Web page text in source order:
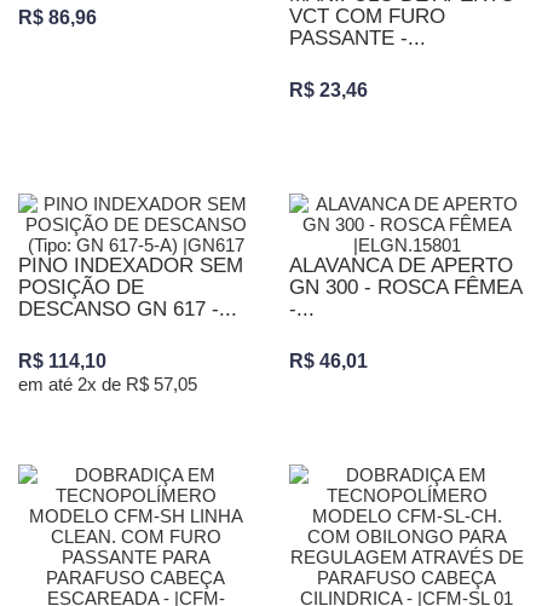
R$ 86,96
VCT COM FURO
PASSANTE -...
R$ 23,46
PINO INDEXADOR SEM
POSIÇÃO DE
DESCANSO GN 617 -...
R$ 114,10
em até 2x de R$ 57,05
ALAVANCA DE APERTO
GN 300 - ROSCA FÊMEA
-...
R$ 46,01